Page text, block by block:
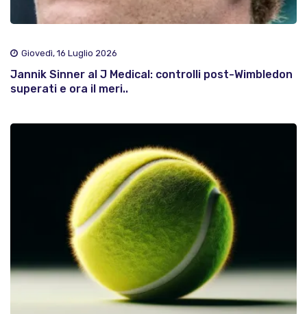
Giovedì, 16 Luglio 2026
Jannik Sinner al J Medical: controlli post-Wimbledon
superati e ora il meri..